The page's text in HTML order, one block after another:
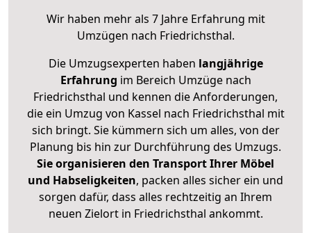
Wir haben mehr als 7 Jahre Erfahrung mit
Umzügen nach Friedrichsthal.
Die Umzugsexperten haben langjährige
Erfahrung im Bereich Umzüge nach
Friedrichsthal und kennen die Anforderungen,
die ein Umzug von Kassel nach Friedrichsthal mit
sich bringt. Sie kümmern sich um alles, von der
Planung bis hin zur Durchführung des Umzugs.
Sie organisieren den Transport Ihrer Möbel
und Habseligkeiten, packen alles sicher ein und
sorgen dafür, dass alles rechtzeitig an Ihrem
neuen Zielort in Friedrichsthal ankommt.